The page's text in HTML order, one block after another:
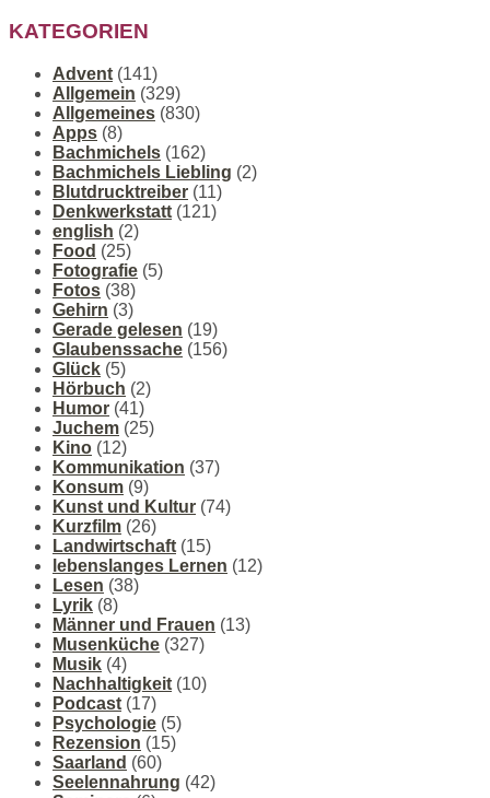
KATEGORIEN
Advent (141)
Allgemein (329)
Allgemeines (830)
Apps (8)
Bachmichels (162)
Bachmichels Liebling (2)
Blutdrucktreiber (11)
Denkwerkstatt (121)
english (2)
Food (25)
Fotografie (5)
Fotos (38)
Gehirn (3)
Gerade gelesen (19)
Glaubenssache (156)
Glück (5)
Hörbuch (2)
Humor (41)
Juchem (25)
Kino (12)
Kommunikation (37)
Konsum (9)
Kunst und Kultur (74)
Kurzfilm (26)
Landwirtschaft (15)
lebenslanges Lernen (12)
Lesen (38)
Lyrik (8)
Männer und Frauen (13)
Musenküche (327)
Musik (4)
Nachhaltigkeit (10)
Podcast (17)
Psychologie (5)
Rezension (15)
Saarland (60)
Seelennahrung (42)